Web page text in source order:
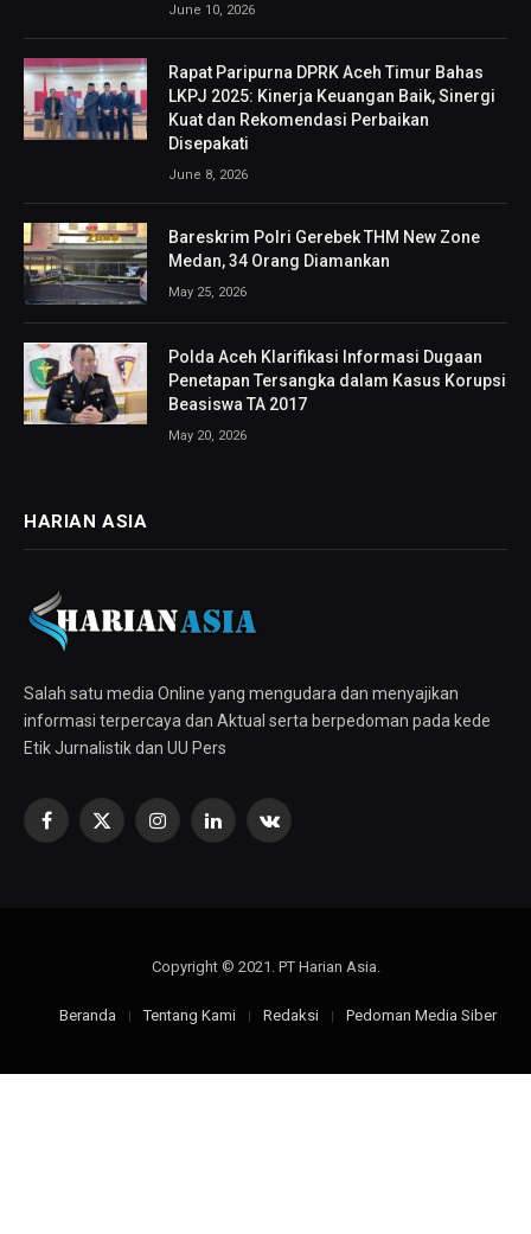
June 10, 2026
Rapat Paripurna DPRK Aceh Timur Bahas
LKPJ 2025: Kinerja Keuangan Baik, Sinergi
Kuat dan Rekomendasi Perbaikan
Disepakati
June 8, 2026
Bareskrim Polri Gerebek THM New Zone
Medan, 34 Orang Diamankan
May 25, 2026
Polda Aceh Klarifikasi Informasi Dugaan
Penetapan Tersangka dalam Kasus Korupsi
Beasiswa TA 2017
May 20, 2026
HARIAN ASIA
Salah satu media Online yang mengudara dan menyajikan
informasi terpercaya dan Aktual serta berpedoman pada kede
Etik Jurnalistik dan UU Pers
Facebook
X
InstagramLinkedInVKontakte
Copyright © 2021. PT Harian Asia.
Beranda Tentang Kami Redaksi Pedoman Media Siber